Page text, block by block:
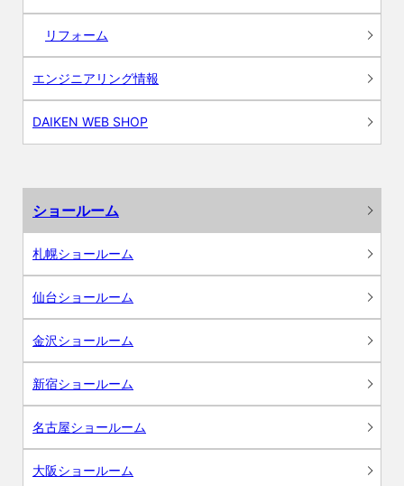
リフォーム
エンジニアリング情報
DAIKEN WEB SHOP
ショールーム
札幌ショールーム
仙台ショールーム
金沢ショールーム
新宿ショールーム
名古屋ショールーム
大阪ショールーム